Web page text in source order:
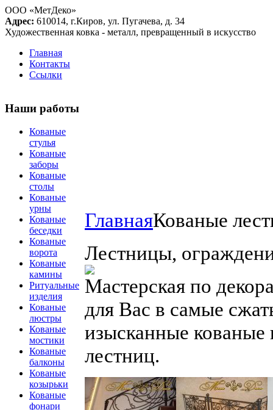
ООО «МетДеко»
Адрес: 610014, г.Киров, ул. Пугачева, д. 34
Художественная ковка - металл, превращенный в искусство
Главная
Контакты
Ссылки
Наши работы
Кованые
стулья
Кованые
заборы
Кованые
столы
Кованые
урны
Кованые
беседки
Кованые
ворота
Кованые
камины
Ритуальные
изделия
Кованые
люстры
Кованые
мостики
Кованые
балконы
Кованые
козырьки
Кованые
фонари
ГлавнаяКованые
Лестницы,
Мастерская по
для Вас в самые
изысканные кованые
лестниц.